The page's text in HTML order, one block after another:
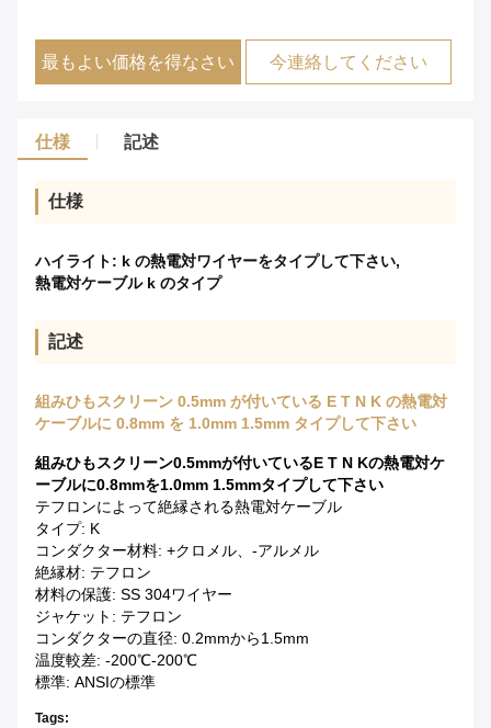
最もよい価格を得なさい 今連絡してください
仕様 記述
仕様
ハイライト: k の熱電対ワイヤーをタイプして下さい,
熱電対ケーブル k のタイプ
記述
組みひもスクリーン 0.5mm が付いている E T N K の熱電対
ケーブルに 0.8mm を 1.0mm 1.5mm タイプして下さい
組みひもスクリーン0.5mmが付いているE T N Kの熱電対ケ
ーブルに0.8mmを1.0mm 1.5mmタイプして下さい
テフロンによって絶縁される熱電対ケーブル
タイプ: K
コンダクター材料: +クロメル、-アルメル
絶縁材: テフロン
材料の保護: SS 304ワイヤー
ジャケット: テフロン
コンダクターの直径: 0.2mmから1.5mm
温度較差: -200℃-200℃
標準: ANSIの標準
Tags: